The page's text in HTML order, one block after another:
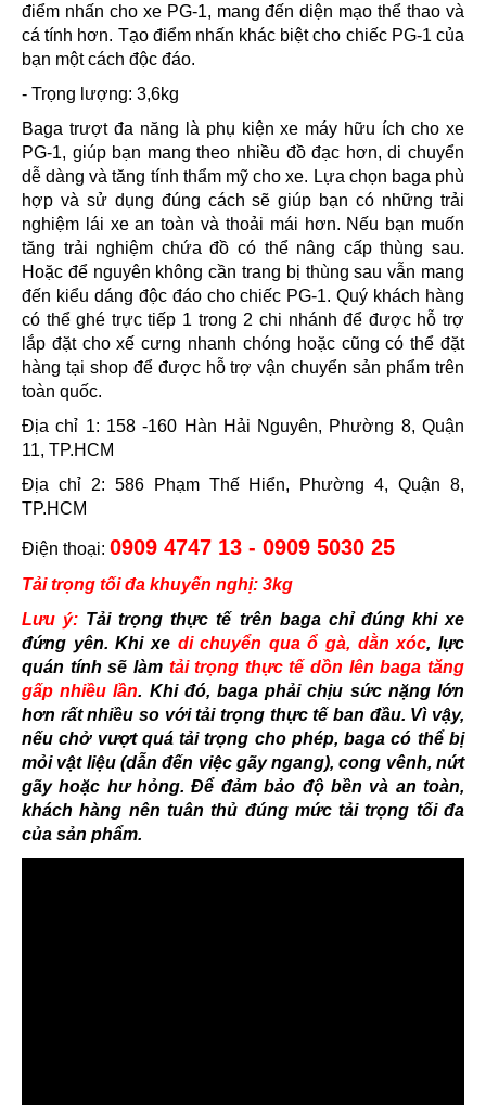
điểm nhấn cho xe PG-1, mang đến diện mạo thể thao và
cá tính hơn. Tạo điểm nhấn khác biệt cho chiếc PG-1 của
bạn một cách độc đáo.
- Trọng lượng: 3,6kg
Baga trượt đa năng là phụ kiện xe máy hữu ích cho xe
PG-1, giúp bạn mang theo nhiều đồ đạc hơn, di chuyển
dễ dàng và tăng tính thẩm mỹ cho xe. Lựa chọn baga phù
hợp và sử dụng đúng cách sẽ giúp bạn có những trải
nghiệm lái xe an toàn và thoải mái hơn. Nếu bạn muốn
tăng trải nghiệm chứa đồ có thể nâng cấp thùng sau.
Hoặc để nguyên không cần trang bị thùng sau vẫn mang
đến kiểu dáng độc đáo cho chiếc PG-1. Quý khách hàng
có thể ghé trực tiếp 1 trong 2 chi nhánh để được hỗ trợ
lắp đặt cho xế cưng nhanh chóng hoặc cũng có thể đặt
hàng tại shop để được hỗ trợ vận chuyển sản phẩm trên
toàn quốc.
Địa chỉ 1: 158 -160 Hàn Hải Nguyên, Phường 8, Quận
11, TP.HCM
Địa chỉ 2: 586 Phạm Thế Hiển, Phường 4, Quận 8,
TP.HCM
Điện thoại: 0909 4747 13 - 0909 5030 25
Tải trọng tối đa khuyến nghị: 3kg
Lưu ý: Tải trọng thực tế trên baga chỉ đúng khi xe
đứng yên. Khi xe di chuyển qua ổ gà, dằn xóc, lực
quán tính sẽ làm tải trọng thực tế dồn lên baga tăng
gấp nhiều lần. Khi đó, baga phải chịu sức nặng lớn
hơn rất nhiều so với tải trọng thực tế ban đầu. Vì vậy,
nếu chở vượt quá tải trọng cho phép, baga có thể bị
mỏi vật liệu (dẫn đến việc gãy ngang), cong vênh, nứt
gãy hoặc hư hỏng. Để đảm bảo độ bền và an toàn,
khách hàng nên tuân thủ đúng mức tải trọng tối đa
của sản phẩm.